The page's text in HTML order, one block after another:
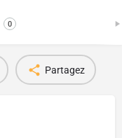
0
Partagez